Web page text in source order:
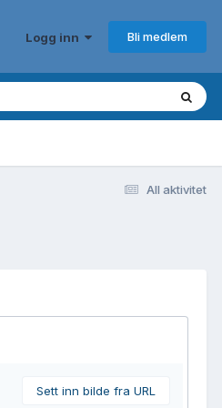
Logg inn Bli medlem
All aktivitet
Sett inn bilde fra URL